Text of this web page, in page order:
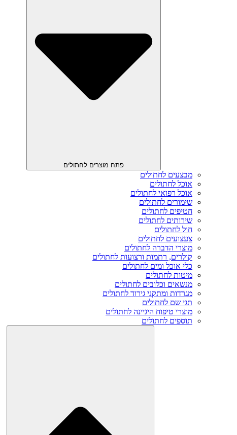
פתח מוצרים לחתולים
מבצעים לחתולים
אוכל לחתולים
אוכל רפואי לחתולים
שימורים לחתולים
חטיפים לחתולים
שירותים לחתולים
חול לחתולים
צעצועים לחתולים
מוצרי הדברה לחתולים
קולרים, רתמות ורצועות לחתולים
כלי אוכל ומים לחתולים
מיטות לחתולים
מנשאים וכלובים לחתולים
מגרדות ומתקני גירוד לחתולים
תגי שם לחתולים
מוצרי טיפוח היגיינה לחתולים
תוספים לחתולים